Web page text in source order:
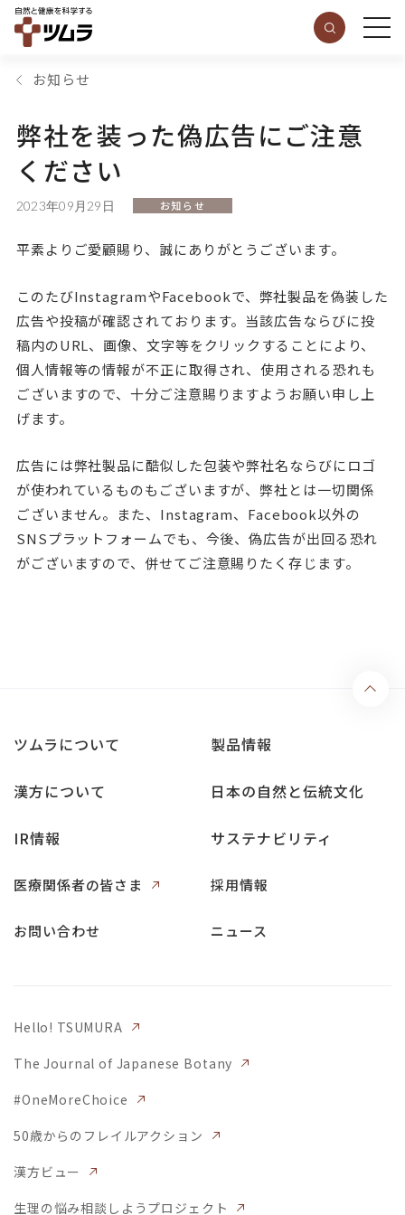
お知らせ
弊社を装った偽広告にご注意
ください
2023年09月29日 お知らせ
平素よりご愛顧賜り、誠にありがとうございます。
このたびInstagramやFacebookで、弊社製品を偽装した
広告や投稿が確認されております。当該広告ならびに投
稿内のURL、画像、文字等をクリックすることにより、
個人情報等の情報が不正に取得され、使用される恐れも
ございますので、十分ご注意賜りますようお願い申し上
げます。
広告には弊社製品に酷似した包装や弊社名ならびにロゴ
が使われているものもございますが、弊社とは一切関係
ございません。また、 Instagram、 Facebook以外の
SNSプラットフォームでも、今後、偽広告が出回る恐れ
がございますので、併せてご注意賜りたく存じます。
ツムラについて 製品情報
漢方について 日本の自然と伝統文化
IR情報 サステナビリティ
医療関係者の皆さま 採用情報
お問い合わせ ニュース
Hello! TSUMURA
The Journal of Japanese Botany
#OneMoreChoice
50歳からのフレイルアクション
漢方ビュー
生理の悩み相談しようプロジェクト